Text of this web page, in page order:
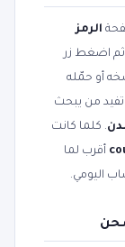
الرمز
ثم اضغط زر
أو حمّله
من يبحث
. كلما كانت
أقرب لما
اليومي.